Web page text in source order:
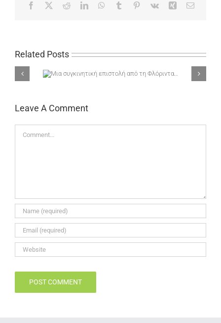
Facebook RedditLinkedInWhatsApp
Tumblr Pinterest
Vk Xing Email
Related Posts
από τη
Στο 2ο Φεστιβάλ
Leave A Comment